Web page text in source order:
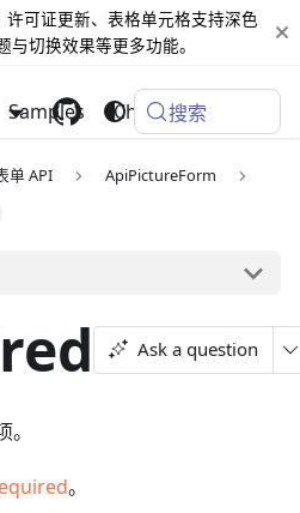
许可证更新、表格单元格支持深色
切换效果等更多功能。
Samples Changelog
搜索
单 API
ApiPictureForm
Ask a question
。